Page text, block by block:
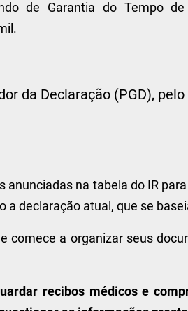
de Garantia do Tempo de
da Declaração (PGD),
na tabela do IR
declaração atual, que se
comece a organizar seus
recibos médicos e